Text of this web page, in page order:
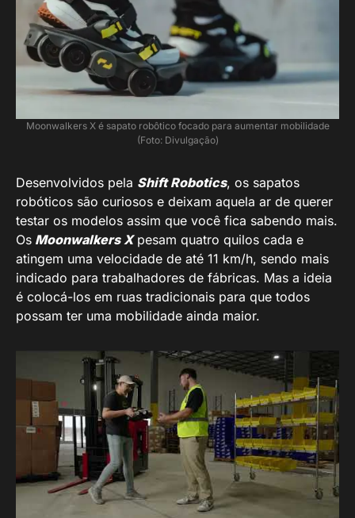
Moonwalkers X é sapato robôtico focado para aumentar mobilidade
(Foto: Divulgação)
Desenvolvidos pela Shift Robotics, os sapatos
robóticos são curiosos e deixam aquela ar de querer
testar os modelos assim que você fica sabendo mais.
Os Moonwalkers Xpesam quatro quilos cada e
atingem uma velocidade de até 11 km/h, sendo mais
indicado para trabalhadores de fábricas. Mas a ideia
é colocá-los em ruas tradicionais para que todos
possam ter uma mobilidade ainda maior.